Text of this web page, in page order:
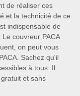
de réaliser ces
et la technicité de ce
indispensable de
couvreur PACA
on peut vous
Sachez qu'il
à tous. Il
et sans